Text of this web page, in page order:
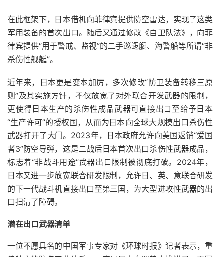
在此框架下，日本借机向菲律宾提供防空雷达，实现了这类
军用装备的首次出口。随后又通过修改《自卫队法》，向菲
律宾提供“用于警戒、监视”的二手巡逻艇、海警船等所谓“非
杀伤性舰艇”。
近年来，日本更是变本加厉，多次修改“防卫装备转移三原
则”及其实施方针，不仅放宽了对外联合开发武器的限制，
更使得日本生产的杀伤性成品武器可直接出口至给予日本
“生产许可”的授权国，从而为日本向全球大规模出口杀伤性
武器打开了大门。2023年，日本政府允许向美国返销“爱国
者3”防空导弹，这是二战后日本首次出口杀伤性武器成品，
标志着“非战斗用途”武器出口限制被彻底打破。2024年，
日本又进一步放宽联合研发限制，允许日、英、意联合研发
的下一代战斗机直接出口至第三国，为大型进攻性武器的出
口扫清了障碍。
潜在出口武器清单
一位不愿具名的中国军事专家对《环球时报》记者表示，重